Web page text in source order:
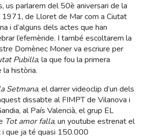
us parlarem del 50è aniversari de la
1971, de Lloret de Mar com a Ciutat
i d’alguns dels actes que han
l’efemèride. I també escoltarem la
Domènec Moner va escriure per
Pubilla, la que fou la primera
la història.
Setmana, el darrer videoclip d’un dels
dissabte al FIMPT de Vilanova i
al País Valencià, el grup EL
Tot amor falla, un youtube estrenat el
que ja té quasi 150.000